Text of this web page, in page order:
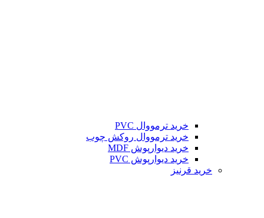
خرید ترمووال PVC
خرید ترمووال روکش چوب
خرید دیوارپوش MDF
خرید دیوارپوش PVC
خرید قرنیز